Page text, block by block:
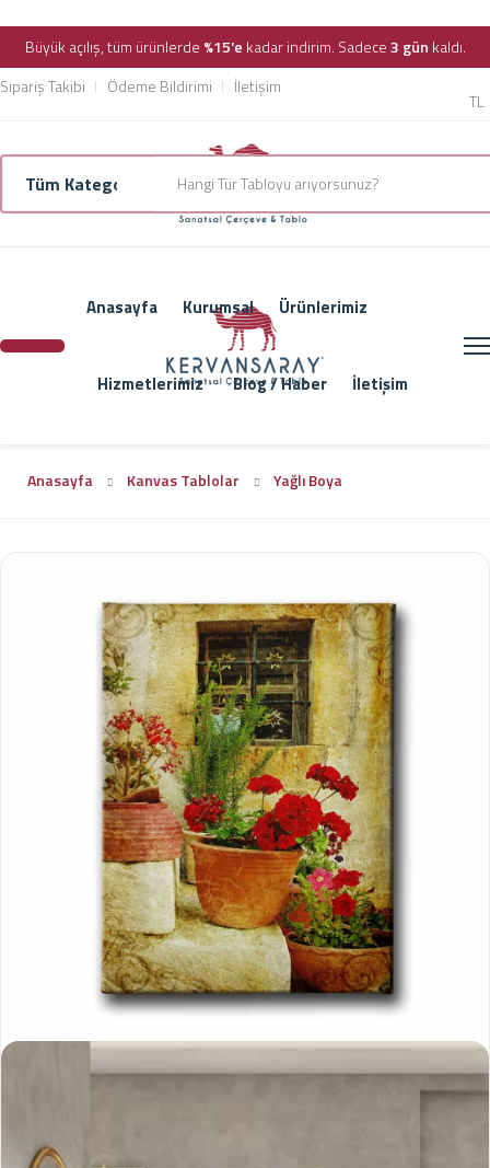
Büyük açılış, tüm ürünlerde %15'e kadar indirim. Sadece3 gün kaldı.
Sipariş Takibi
Ödeme Bildirimi İletişim
TL
Anasayfa Kurumsal Ürünlerimiz
Hizmetlerimiz Blog / Haber İletişim
Anasayfa Kanvas Tablolar Yağlı Boya